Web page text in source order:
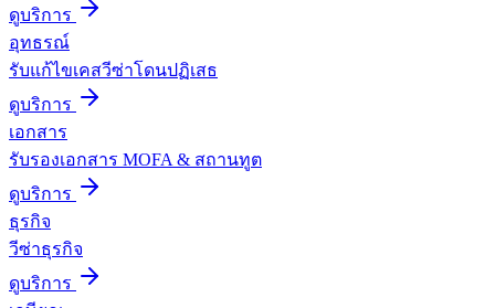
ดูบริการ
อุทธรณ์
รับแก้ไขเคสวีซ่าโดนปฏิเสธ
ดูบริการ
เอกสาร
รับรองเอกสาร MOFA & สถานทูต
ดูบริการ
ธุรกิจ
วีซ่าธุรกิจ
ดูบริการ